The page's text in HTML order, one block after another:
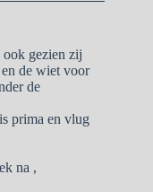
gezien zij
de wiet voor
de
prima en vlug
na ,